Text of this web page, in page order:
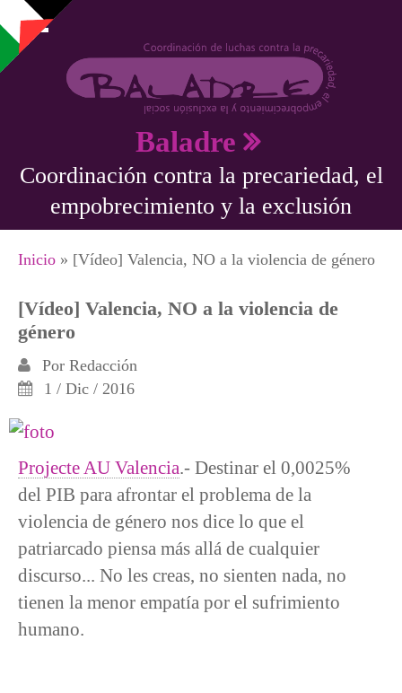
Pasar al contenido principal
Baladre
Coordinación contra la precariedad, el
empobrecimiento y la exclusión
Se encuentra usted aquí
Inicio » [Vídeo] Valencia, NO a la violencia de género
[Vídeo] Valencia, NO a la violencia de
género
Por Redacción
1 / Dic / 2016
Projecte AU Valencia.- Destinar el 0,0025%
del PIB para afrontar el problema de la
violencia de género nos dice lo que el
patriarcado piensa más allá de cualquier
discurso... No les creas, no sienten nada, no
tienen la menor empatía por el sufrimiento
humano.